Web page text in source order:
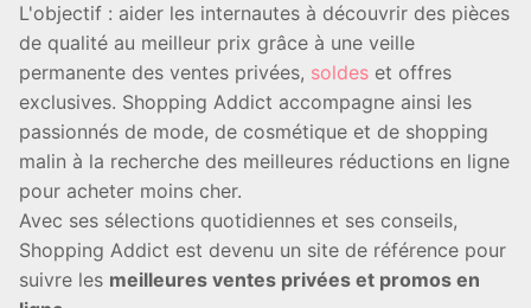
L'objectif : aider les internautes à découvrir des pièces
de qualité au meilleur prix grâce à une veille
permanente des ventes privées, soldes et offres
exclusives. Shopping Addict accompagne ainsi les
passionnés de mode, de cosmétique et de shopping
malin à la recherche des meilleures réductions en ligne
pour acheter moins cher.
Avec ses sélections quotidiennes et ses conseils,
Shopping Addict est devenu un site de référence pour
suivre les meilleures ventes privées et promos en